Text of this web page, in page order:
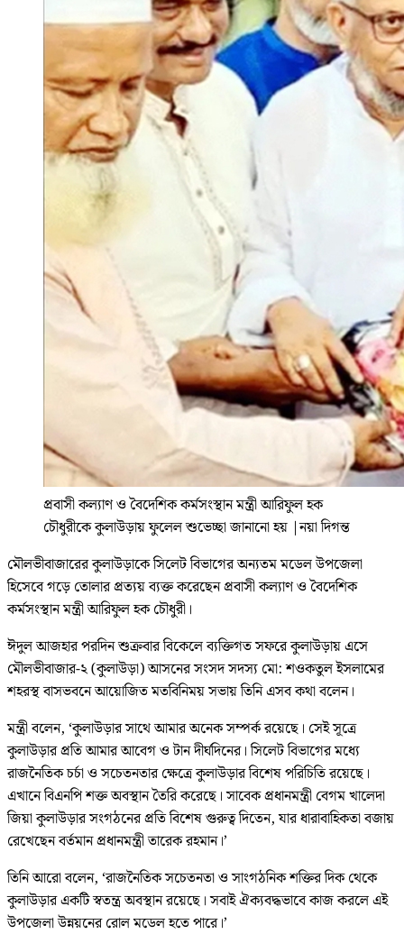
প্রবাসী কল্যাণ ও বৈদেশিক কর্মসংস্থান মন্ত্রী আরিফুল হক
চৌধুরীকে কুলাউড়ায় ফুলেল শুভেচ্ছা জানানো হয় |নয়া দিগন্ত
মৌলভীবাজারের কুলাউড়াকে সিলেট বিভাগের অন্যতম মডেল উপজেলা
হিসেবে গড়ে তোলার প্রত্যয় ব্যক্ত করেছেন প্রবাসী কল্যাণ ও বৈদেশিক
কর্মসংস্থান মন্ত্রী আরিফুল হক চৌধুরী।
ঈদুল আজহার পরদিন শুক্রবার বিকেলে ব্যক্তিগত সফরে কুলাউড়ায় এসে
মৌলভীবাজার-২ (কুলাউড়া) আসনের সংসদ সদস্য মো: শওকতুল ইসলামের
শহরস্থ বাসভবনে আয়োজিত মতবিনিময় সভায় তিনি এসব কথা বলেন।
মন্ত্রী বলেন, ‘কুলাউড়ার সাথে আমার অনেক সম্পর্ক রয়েছে। সেই সূত্রে
কুলাউড়ার প্রতি আমার আবেগ ও টান দীর্ঘদিনের। সিলেট বিভাগের মধ্যে
রাজনৈতিক চর্চা ও সচেতনতার ক্ষেত্রে কুলাউড়ার বিশেষ পরিচিতি রয়েছে।
এখানে বিএনপি শক্ত অবস্থান তৈরি করেছে। সাবেক প্রধানমন্ত্রী বেগম খালেদা
জিয়া কুলাউড়ার সংগঠনের প্রতি বিশেষ গুরুত্ব দিতেন, যার ধারাবাহিকতা বজায়
রেখেছেন বর্তমান প্রধানমন্ত্রী তারেক রহমান।’
তিনি আরো বলেন, ‘রাজনৈতিক সচেতনতা ও সাংগঠনিক শক্তির দিক থেকে
কুলাউড়ার একটি স্বতন্ত্র অবস্থান রয়েছে। সবাই ঐক্যবদ্ধভাবে কাজ করলে এই
উপজেলা উন্নয়নের রোল মডেল হতে পারে।’